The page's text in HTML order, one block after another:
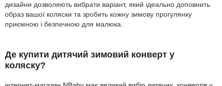
дизайни дозволяють вибрати варіант, який ідеально доповнить
образ вашої коляски та зробить кожну зимову прогулянку
приємною і безпечною для малюка.
Де купити дитячий зимовий конверт у
коляску?